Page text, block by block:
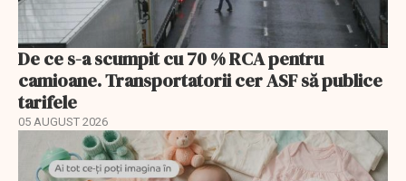
De ce s-a scumpit cu 70 % RCA pentru
camioane. Transportatorii cer ASF să publice
tarifele
05 AUGUST 2026